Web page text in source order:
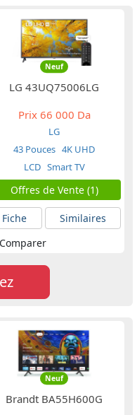
Neuf
LG 43UQ75006LG
Prix66 000 Da
LG
43 Pouces 4K UHD
LCD Smart TV
Offres de Vente (1)
Fiche
Similaires
Comparer
Neuf
Brandt BA55H600G